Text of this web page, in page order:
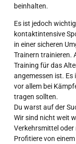
beinhalten.
Es ist jedoch
kontaktintensive
in einer sicheren
Trainern trainieren.
Training für das
angemessen ist.
vor allem bei
tragen sollten.
Du warst auf der
Wir sind nicht weit
Verkehrsmittel oder
Profitiere von